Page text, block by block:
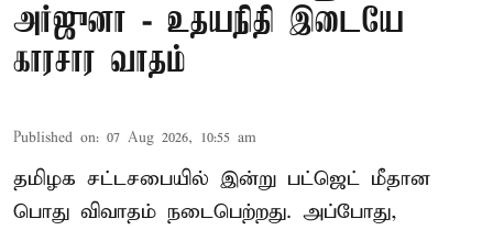
அர்ஜுனா - உதயநிதி இடையே
காரசார வாதம்
Published on: 07 Aug 2026, 10:55 am
தமிழக சட்டசபையில் இன்று பட்ஜெட் மீதான
பொது விவாதம் நடைபெற்றது. அப்போது,